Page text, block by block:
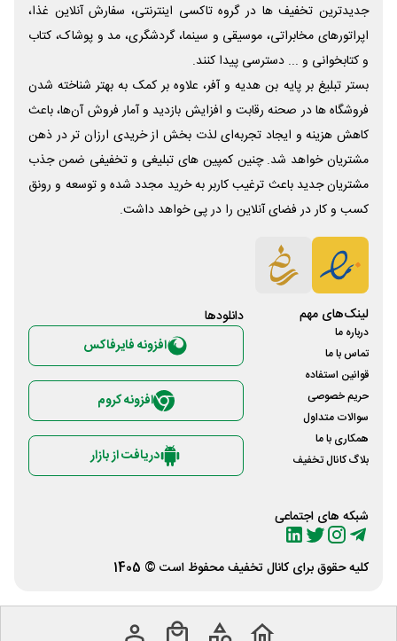
جدیدترین تخفیف ها در گروه تاکسی اینترنتی، سفارش آنلاین غذا،
اپراتورهای مخابراتی، موسیقی و سینما، گردشگری، مد و پوشاک، کتاب
و کتابخوانی و ... دسترسی پیدا کنند.
بستر تبلیغ بر پایه بن هدیه و آفر، علاوه بر کمک به بهتر شناخته شدن
فروشگاه ها در صحنه رقابت و افزایش بازدید و آمار فروش آن‌ها، باعث
کاهش هزینه و ایجاد تجربه‌ای لذت بخش از خریدی ارزان تر در ذهن
مشتریان خواهد شد. چنین کمپین های تبلیغی و تخفیفی ضمن جذب
مشتریان جدید باعث ترغیب کاربر به خرید مجدد شده و توسعه و رونق
کسب و کار در فضای آنلاین را در پی خواهد داشت.
لینک‌های مهم
درباره ما
تماس با ما
قوانین استفاده
حریم خصوصی
سوالات متداول
همکاری با ما
بلاگ کانال تخفیف
شبکه های اجتماعی
دانلود‌ها
افزونه فایرفاکس
افزونه کروم
دریافت از بازار
کلیه حقوق برای کانال تخفیفمحفوظ است © 1405